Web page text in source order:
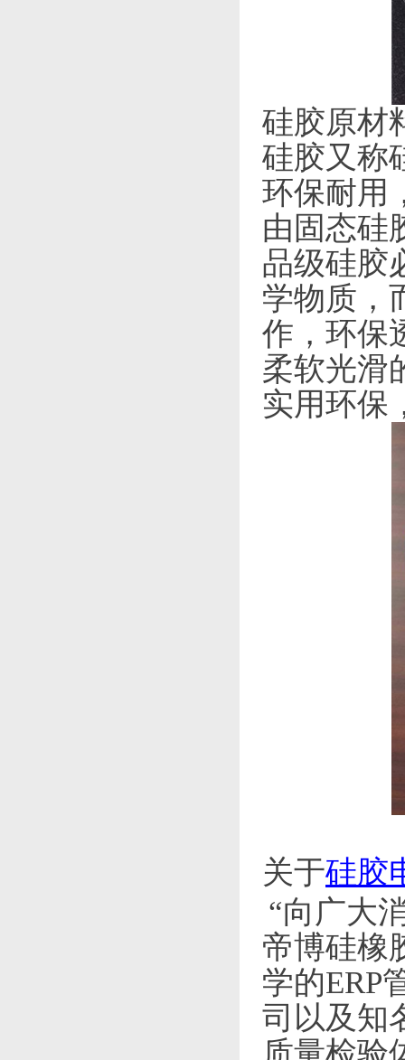
硅胶原材
硅胶又称
环保耐用
由固态硅
品级硅胶
学物质，
作，环保
柔软光滑
实用环保
关于硅胶
“向广大
帝博硅橡
学的ERP
司以及知